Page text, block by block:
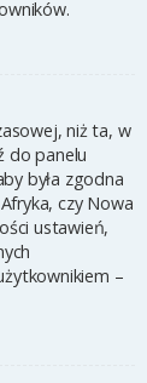
niż ta, w
do panelu
była zgodna
czy Nowa
ustawień,
–